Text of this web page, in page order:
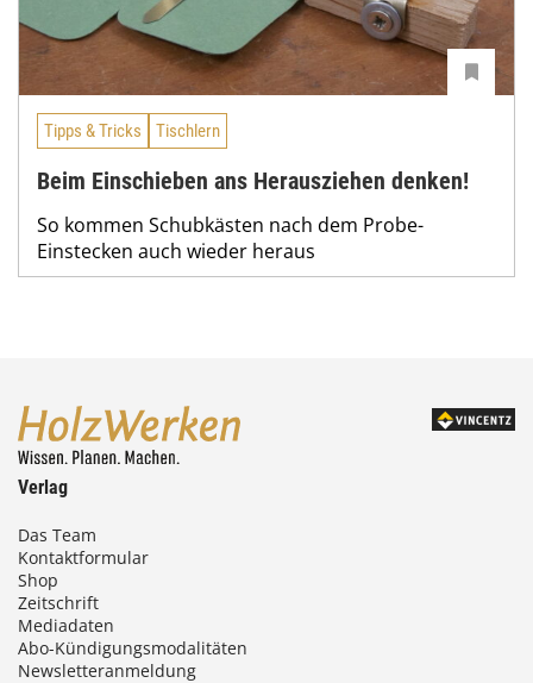
Tipps & Tricks Tischlern
Beim Einschieben ans Herausziehen denken!
So kommen Schubkästen nach dem Probe-
Einstecken auch wieder heraus
Verlag
Das Team
Kontaktformular
Shop
Zeitschrift
Mediadaten
Abo-Kündigungsmodalitäten
Newsletteranmeldung